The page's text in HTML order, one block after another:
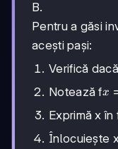
B.
Pentru a găsi
acești pași:
Verifică
Notează fx
x
Exprimă x
Înlocuiește